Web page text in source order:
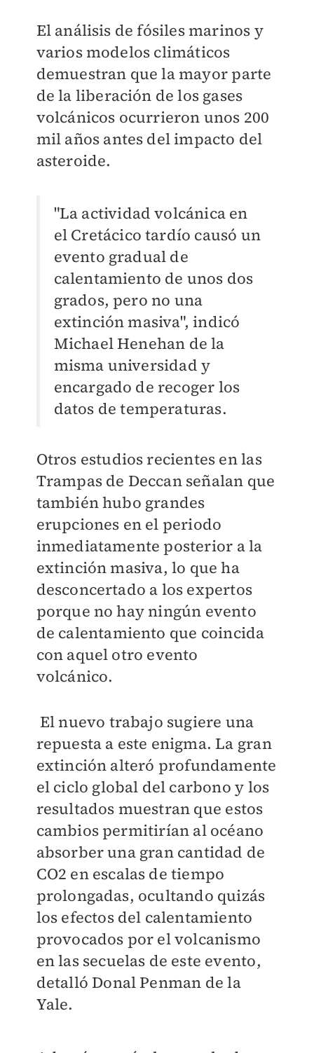
El análisis de fósiles marinos y
varios modelos climáticos
demuestran que la mayor parte
de la liberación de los gases
volcánicos ocurrieron unos 200
mil años antes del impacto del
asteroide.
"La actividad volcánica en
el Cretácico tardío causó un
evento gradual de
calentamiento de unos dos
grados, pero no una
extinción masiva", indicó
Michael Henehan de la
misma universidad y
encargado de recoger los
datos de temperaturas.
Otros estudios recientes en las
Trampas de Deccan señalan que
también hubo grandes
erupciones en el periodo
inmediatamente posterior a la
extinción masiva, lo que ha
desconcertado a los expertos
porque no hay ningún evento
de calentamiento que coincida
con aquel otro evento
volcánico.
El nuevo trabajo sugiere una
repuesta a este enigma. La gran
extinción alteró profundamente
el ciclo global del carbono y los
resultados muestran que estos
cambios permitirían al océano
absorber una gran cantidad de
CO2 en escalas de tiempo
prolongadas, ocultando quizás
los efectos del calentamiento
provocados por el volcanismo
en las secuelas de este evento,
detalló Donal Penman de la
Yale.